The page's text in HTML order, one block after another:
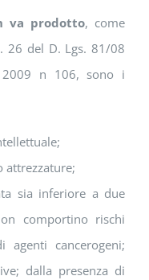
va prodotto, come
26 del D. Lgs. 81/08
n 106, sono i
attrezzature;
sia inferiore a due
comportino rischi
agenti cancerogeni;
dalla presenza di